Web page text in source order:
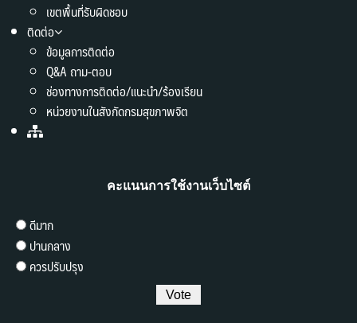
เขตพื้นที่รับผิดชอบ
ติดต่อ
ข้อมูลการติดต่อ
Q&A ถาม-ตอบ
ช่องทางการติดต่อ/แนะนำ/ร้องเรียน
หน่วยงานในสังกัดกรมสุขภาพจิต
คะแนนการใช้งานเว็บไซต์
ดีมาก
ปานกลาง
ควรปรับปรุง